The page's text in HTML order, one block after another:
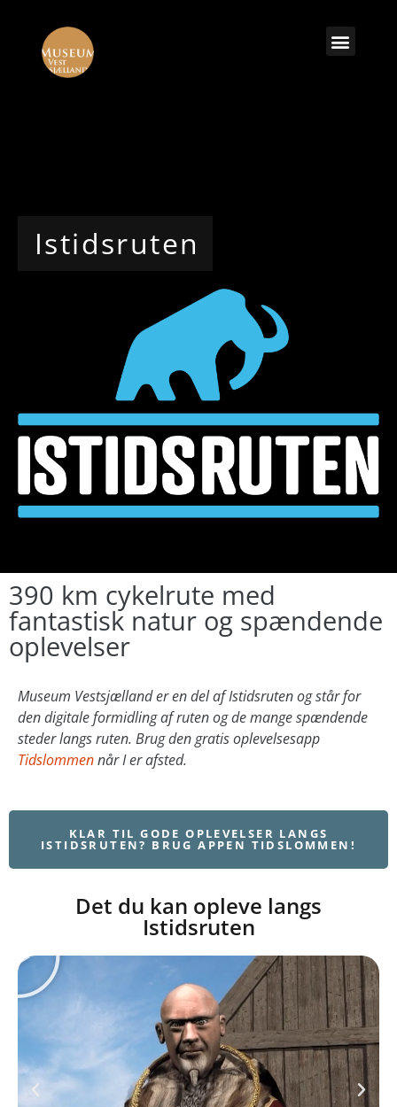
Istidsruten
390 km cykelrute med
fantastisk natur og spændende
oplevelser
Museum Vestsjælland er en del af Istidsruten og står for
den digitale formidling af ruten og de mange spændende
steder langs ruten. Brug den gratis oplevelsesapp
Tidslommennår I er afsted.
KLAR TIL GODE OPLEVELSER LANGS
ISTIDSRUTEN? BRUG APPEN TIDSLOMMEN!
Det du kan opleve langs
Istidsruten